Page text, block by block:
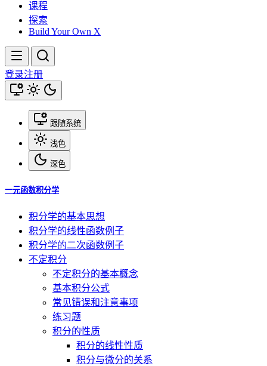
课程
探索
Build Your Own X
登录注册
跟随系统
浅色
深色
一元函数积分学
积分学的基本思想
积分学的线性函数例子
积分学的二次函数例子
不定积分
不定积分的基本概念
基本积分公式
常见错误和注意事项
练习题
积分的性质
积分的线性性质
积分与微分的关系